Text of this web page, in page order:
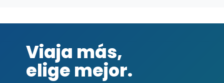
Viaja más,
elige mejor.